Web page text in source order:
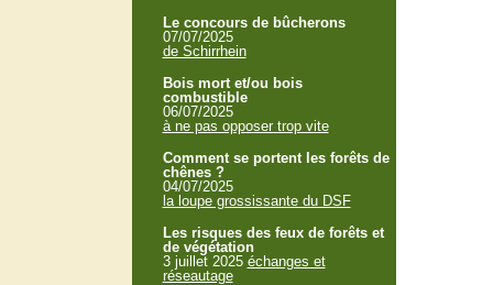
Le concours de bûcherons
07/07/2025
de Schirrhein
Bois mort et/ou bois
combustible
06/07/2025
à ne pas opposer trop vite
Comment se portent les forêts de
chênes ?
04/07/2025
la loupe grossissante du DSF
Les risques des feux de forêts et
de végétation
3 juillet 2025 échanges et
réseautage